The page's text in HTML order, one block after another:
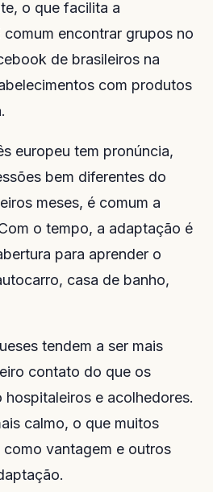
o que facilita a
encontrar grupos no
de brasileiros na
com produtos
europeu tem pronúncia,
bem diferentes do
meses, é comum a
o tempo, a adaptação é
para aprender o
casa de banho,
tendem a ser mais
contato do que os
hospitaleiros e acolhedores.
calmo, o que muitos
como vantagem e outros